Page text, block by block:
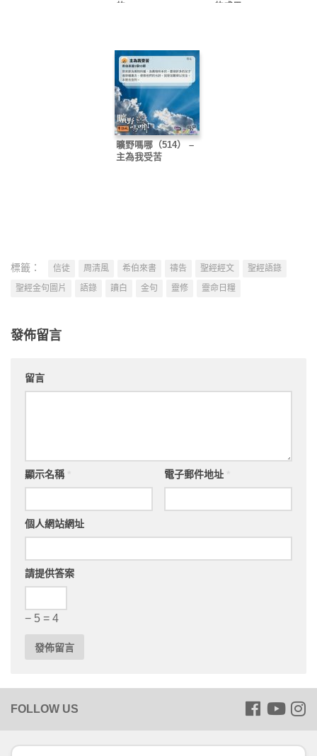
的 的成果
曠野嗎哪（514） –
主為我受苦
標籤： 信徒 周清風 希伯來書 禱告 聖經經文
聖經語錄
聖經金句圖片
語錄 讀白 金句 靈修 靈命日糧
發佈留言
留言
顯示名稱 電子郵件地址
個人網站網址
請提供答案
− 5 = 4